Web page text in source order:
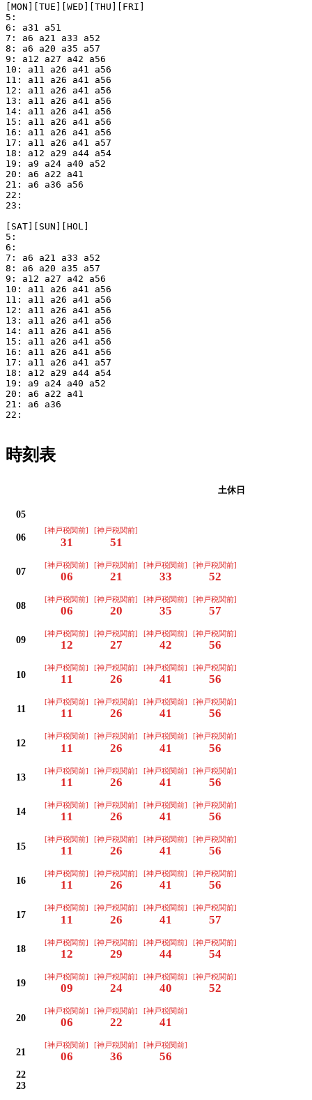
[MON][TUE][WED][THU][FRI]
5:
6: a31 a51
7: a6 a21 a33 a52
8: a6 a20 a35 a57
9: a12 a27 a42 a56
10: a11 a26 a41 a56
11: a11 a26 a41 a56
12: a11 a26 a41 a56
13: a11 a26 a41 a56
14: a11 a26 a41 a56
15: a11 a26 a41 a56
16: a11 a26 a41 a56
17: a11 a26 a41 a57
18: a12 a29 a44 a54
19: a9 a24 a40 a52
20: a6 a22 a41
21: a6 a36 a56
22:
23:
[SAT][SUN][HOL]
5:
6:
7: a6 a21 a33 a52
8: a6 a20 a35 a57
9: a12 a27 a42 a56
10: a11 a26 a41 a56
11: a11 a26 a41 a56
12: a11 a26 a41 a56
13: a11 a26 a41 a56
14: a11 a26 a41 a56
15: a11 a26 a41 a56
16: a11 a26 a41 a56
17: a11 a26 a41 a57
18: a12 a29 a44 a54
19: a9 a24 a40 a52
20: a6 a22 a41
21: a6 a36
22:
時刻表
土休日
05
06
[神戸税関前]
31
[神戸税関前]
51
07
[神戸税関前]
06
[神戸税関前]
21
[神戸税関前]
33
[神戸税関前]
52
08
[神戸税関前]
06
[神戸税関前]
20
[神戸税関前]
35
[神戸税関前]
57
09
[神戸税関前]
12
[神戸税関前]
27
[神戸税関前]
42
[神戸税関前]
56
10
[神戸税関前]
11
[神戸税関前]
26
[神戸税関前]
41
[神戸税関前]
56
11
[神戸税関前]
11
[神戸税関前]
26
[神戸税関前]
41
[神戸税関前]
56
12
[神戸税関前]
11
[神戸税関前]
26
[神戸税関前]
41
[神戸税関前]
56
13
[神戸税関前]
11
[神戸税関前]
26
[神戸税関前]
41
[神戸税関前]
56
14
[神戸税関前]
11
[神戸税関前]
26
[神戸税関前]
41
[神戸税関前]
56
15
[神戸税関前]
11
[神戸税関前]
26
[神戸税関前]
41
[神戸税関前]
56
16
[神戸税関前]
11
[神戸税関前]
26
[神戸税関前]
41
[神戸税関前]
56
17
[神戸税関前]
11
[神戸税関前]
26
[神戸税関前]
41
[神戸税関前]
57
18
[神戸税関前]
12
[神戸税関前]
29
[神戸税関前]
44
[神戸税関前]
54
19
[神戸税関前]
09
[神戸税関前]
24
[神戸税関前]
40
[神戸税関前]
52
20
[神戸税関前]
06
[神戸税関前]
22
[神戸税関前]
41
21
[神戸税関前]
06
[神戸税関前]
36
[神戸税関前]
56
22
23